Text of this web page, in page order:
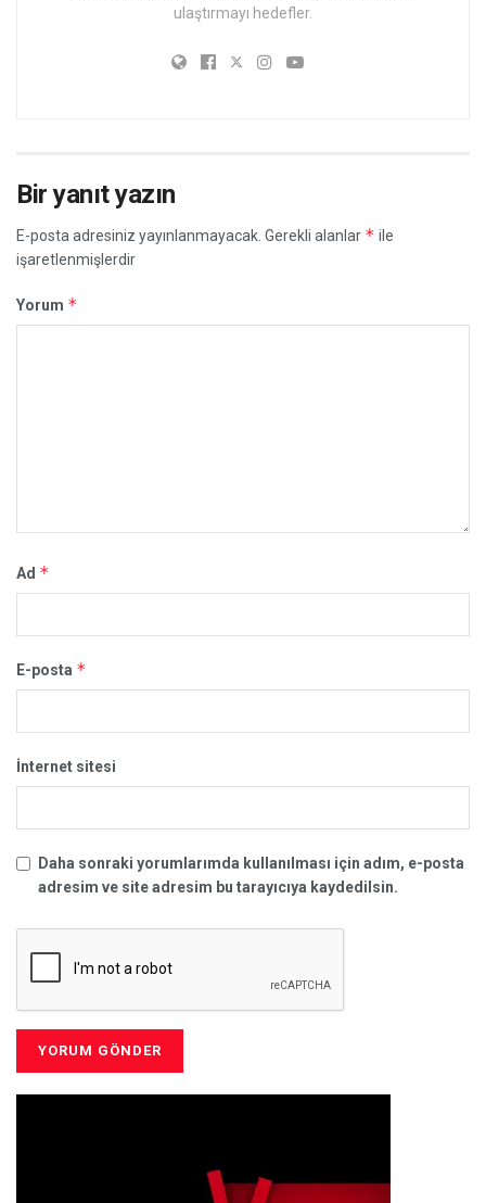
ulaştırmayı hedefler.
Bir yanıt yazın
E-posta adresiniz yayınlanmayacak. Gerekli alanlar * ile
işaretlenmişlerdir
Yorum *
Ad *
E-posta *
İnternet sitesi
Daha sonraki yorumlarımda kullanılması için adım, e-posta
adresim ve site adresim bu tarayıcıya kaydedilsin.